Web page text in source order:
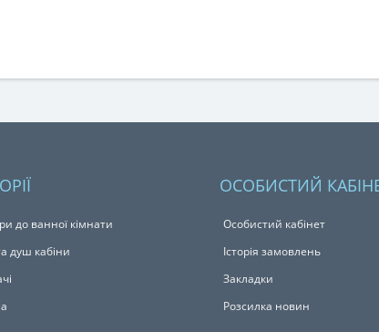
до ванної кімнати
душ кабіни
ОСОБИСТИЙ
Особистий кабінет
Історія замовлень
Закладки
Розсилка новин